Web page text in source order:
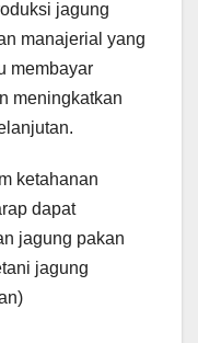
jagung
manajerial yang
membayar
meningkatkan
ketahanan
dapat
jagung pakan
jagung